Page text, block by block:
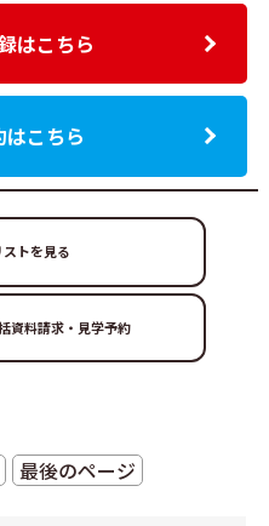
はこちら
はこちら
トを見る
最後のページ